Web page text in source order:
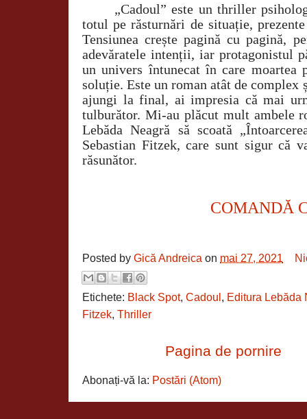
„Cadoul” este un thriller
totul pe răsturnări de situație,
Tensiunea crește pagină cu pagină,
adevăratele intenții, iar protagonistul
un univers întunecat în care moartea
soluție. Este un roman atât de complex
ajungi la final, ai impresia că mai
tulburător. Mi-au plăcut mult ambele
Lebăda Neagră să scoată
Sebastian Fitzek, care sunt sigur că
răsunător.
COMANDĂ
Posted by Gică Andreica on mai 27, 2021
Etichete: Black Spot, Cadoul , Editura Lebăda
Fitzek, Thriller
Pagina de pornire
Abonați-vă la: Postări (Atom)